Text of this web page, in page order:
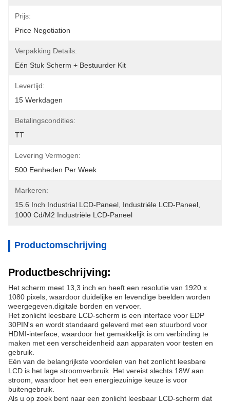
Prijs:
Price Negotiation
Verpakking Details:
Eén Stuk Scherm + Bestuurder Kit
Levertijd:
15 Werkdagen
Betalingscondities:
TT
Levering Vermogen:
500 Eenheden Per Week
Markeren:
15.6 Inch Industrial LCD-Paneel Industriële LCD-Paneel
1000 Cd/m2 Industriële LCD-Paneel
Productomschrijving
Productbeschrijving:
Het scherm meet 13,3 inch en heeft een resolutie van 1920 x
1080 pixels, waardoor duidelijke en levendige beelden worden
weergegeven.digitale borden en vervoer.
Het zonlicht leesbare LCD-scherm is een interface voor EDP
30PIN's en wordt standaard geleverd met een stuurbord voor
HDMI-interface, waardoor het gemakkelijk is om verbinding te
maken met een verscheidenheid aan apparaten voor testen en
gebruik.
Eén van de belangrijkste voordelen van het zonlicht leesbare
LCD is het lage stroomverbruik. Het vereist slechts 18W aan
stroom, waardoor het een energiezuinige keuze is voor
buitengebruik.
Als u op zoek bent naar een zonlicht leesbaar LCD-scherm dat